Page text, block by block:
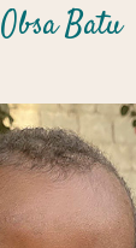
Obsa Batu